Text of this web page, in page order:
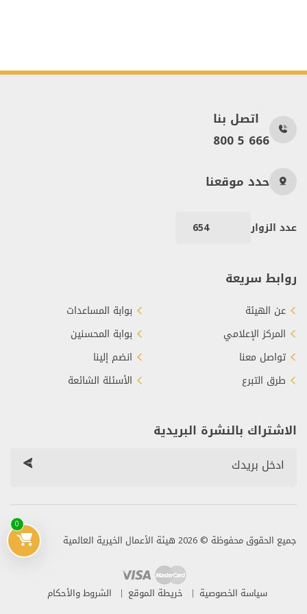
0
اتصل بنا
800 5 666
حدد موقعنا
عدد الزوار 654
روابط سريعة
عن الهيئة
المركز الإعلامي
تواصل معنا
طرق التبرع
بوابة المساعدات
بوابة المحسنين
انضم إلينا
الأسئلة الشائعة
الاشتراك بالنشرة البريدية
جميع الحقوق محفوظة © 2026 هيئة الأعمال الخيرية العالمية
سياسة الخصوصية خريطة الموقع الشروط والأحكام